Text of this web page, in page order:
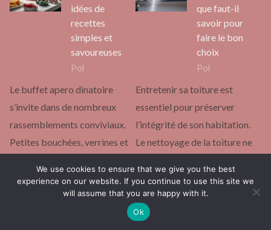
idées de
recettes
simples et
savoureuses
Pol
Le buffet apero dinatoire
s’invite dans de nombreux
rassemblements conviviaux.
Petites bouchées, verrines et
repas traditionnel. Chacun…
que faut-il
savoir pour
faire le bon
choix
Pol
Entretenir sa toiture est
essentiel pour préserver
l’intégrité de son habitation.
Le nettoyage de la toiture ne
Continuer la lecture
We use cookies to ensure that we give you the best
experience on our website. If you continue to use this site we
will assume that you are happy with it.
Ok